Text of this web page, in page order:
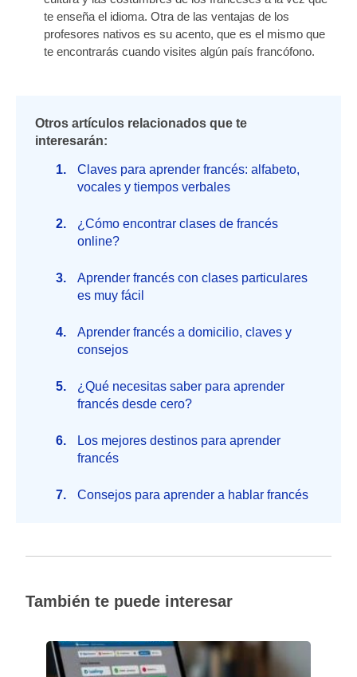
te enseña el idioma. Otra de las ventajas de los
profesores nativos es su acento, que es el mismo que
te encontrarás cuando visites algún país francófono.
Otros artículos relacionados que te
interesarán:
Claves para aprender francés: alfabeto,
vocales y tiempos verbales
¿Cómo encontrar clases de francés
online?
Aprender francés con clases particulares
es muy fácil
Aprender francés a domicilio, claves y
consejos
¿Qué necesitas saber para aprender
francés desde cero?
Los mejores destinos para aprender
francés
Consejos para aprender a hablar francés
También te puede interesar